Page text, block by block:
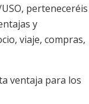
perteneceréis
y
viaje, compras,
ventaja para los